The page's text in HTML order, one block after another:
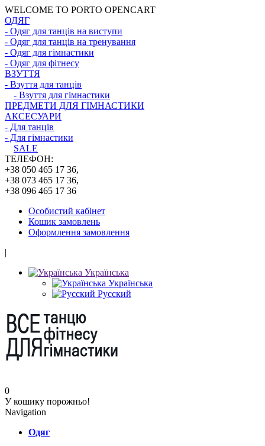
WELCOME TO PORTO OPENCART
ОДЯГ
- Одяг для танців на виступи
- Одяг для танців на тренування
- Одяг для гімнастики
- Одяг для фітнесу
ВЗУТТЯ
- Взуття для танців
- Взуття для гімнастики
ПРЕДМЕТИ ДЛЯ ГІМНАСТИКИ
АКСЕСУАРИ
- Для танців
- Для гімнастики
SALE
ТЕЛЕФОН:
+38 050 465 17 36,
+38 073 465 17 36,
+38 096 465 17 36
Особистий кабінет
Кошик замовлень
Оформлення замовлення
|
Українська
Українська
Русский
0
У кошику порожньо!
Navigation
Одяг